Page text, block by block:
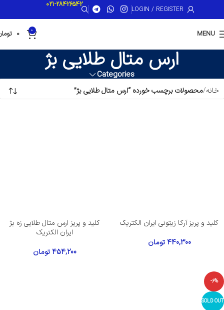
LOGIN / REGISTER
021-28426542
MENU
0
0
ارس متال طلایی بژ
Categories
خانه محصولات برچسب خورده “ارس متال طلایی بژ”
کلید و پریز آرکا زیتونی ایران الکتریک
440,300 تومان
کلید و پریز ارس متال طلایی زه بژ
ایران الکتریک
454,200تومان
-6%
SOLD OUT